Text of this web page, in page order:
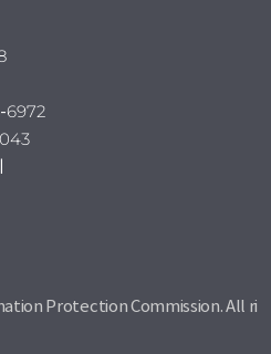
6972
Protection Commission. All ri